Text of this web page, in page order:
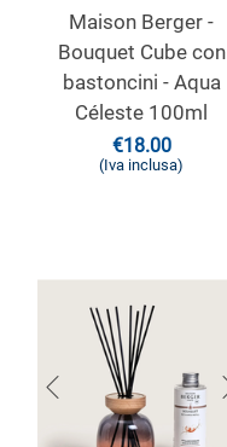
Maison Berger -
Bouquet Cube con
bastoncini - Aqua
Céleste 100ml
€18.00
(Iva inclusa)